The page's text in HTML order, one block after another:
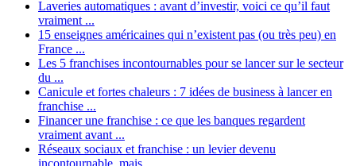
Laveries automatiques : avant d’investir, voici ce qu’il faut
vraiment ...
15 enseignes américaines qui n’existent pas (ou très peu) en
France ...
Les 5 franchises incontournables pour se lancer sur le secteur
du ...
Canicule et fortes chaleurs : 7 idées de business à lancer en
franchise ...
Financer une franchise : ce que les banques regardent
vraiment avant ...
Réseaux sociaux et franchise : un levier devenu